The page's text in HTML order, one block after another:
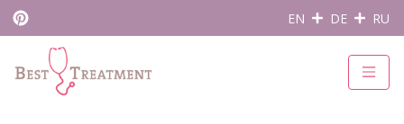
EN DE RU